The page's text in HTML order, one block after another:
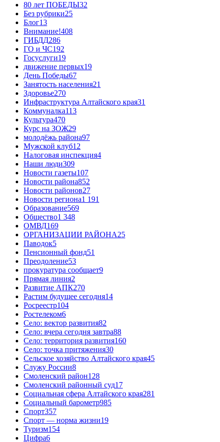
80 лет ПОБЕДЫ32
Без рубрики25
Блог13
Внимание!408
ГИБДД286
ГО и ЧС192
Госуслуги19
движение первых19
День Победы67
Занятость населения21
Здоровье270
Инфраструктура Алтайского края31
Коммуналка113
Культура470
Курс на ЗОЖ29
молодёжь района97
Мужской клуб12
Налоговая инспекция4
Наши люди309
Новости газеты107
Новости района852
Новости районов27
Новости региона1 191
Образование569
Общество1 348
ОМВД169
ОРГАНИЗАЦИИ РАЙОНА25
Паводок5
Пенсионный фонд51
Преодоление53
прокуратура сообщает9
Прямая линия2
Развитие АПК270
Растим будущее сегодня14
Росреестр104
Ростелеком6
Село: вектор развития82
Село: вчера сегодня завтра88
Село: территория развития160
Село: точка притяжения30
Сельское хозяйство Алтайского края45
Служу России8
Смоленский район128
Смоленский районный суд17
Социальная сфера Алтайского края281
Социальный барометр985
Спорт357
Спорт — норма жизни19
Туризм154
Цифра6